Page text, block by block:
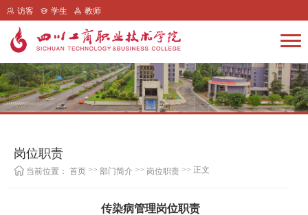
访客 学生 教师
岗位职责
当前位置： 首页 >> 部门简介 >> 岗位职责 >> 正文
传染病管理岗位职责